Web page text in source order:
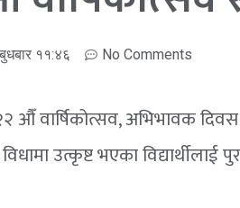
११:४६ No Comments
औँ वार्षिकोत्सव, अभिभावक
उत्कृष्ट भएका विद्यार्थीलाई